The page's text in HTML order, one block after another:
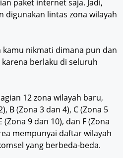
paket internet saja. Jadi,
digunakan lintas zona wilayah
kamu nikmati dimana pun dan
berlaku di seluruh
12 zona wilayah baru,
B (Zona 3 dan 4), C (Zona 5
(Zona 9 dan 10), dan F (Zona
mempunyai daftar wilayah
yang berbeda-beda.